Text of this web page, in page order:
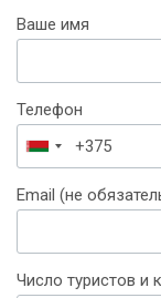
Ваше имя
Телефон
Беларусь
+375
Email (не
Число туристов и